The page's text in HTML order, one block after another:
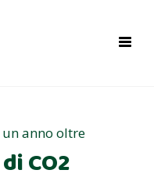
anno oltre
CO2